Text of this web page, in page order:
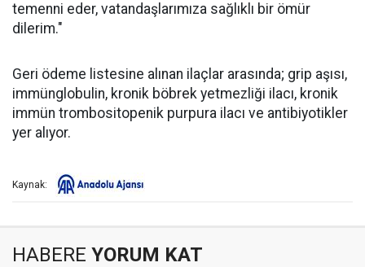
temenni eder, vatandaşlarımıza sağlıklı bir ömür
dilerim."
Geri ödeme listesine alınan ilaçlar arasında; grip aşısı,
immünglobulin, kronik böbrek yetmezliği ilacı, kronik
immün trombositopenik purpura ilacı ve antibiyotikler
yer alıyor.
Kaynak:
HABERE YORUM KAT